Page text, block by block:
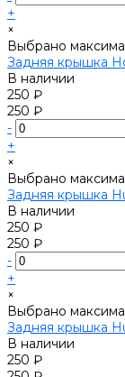
+
×
Выбрано
Задняя крышка
В наличии
250 ₽
250 ₽
-
+
×
Выбрано
Задняя крышка
В наличии
250 ₽
250 ₽
-
+
×
Выбрано
Задняя крышка
В наличии
250 ₽